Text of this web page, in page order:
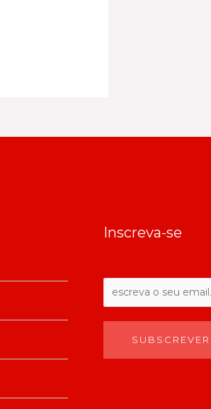
Inscreva-se
SUBSCREVER